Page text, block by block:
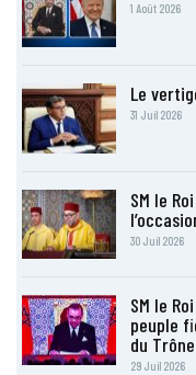
1 Août 2026
Le
31 Juil 2026
SM le
30 Juil 2026
SM le
peuple
du
29 Juil 2026